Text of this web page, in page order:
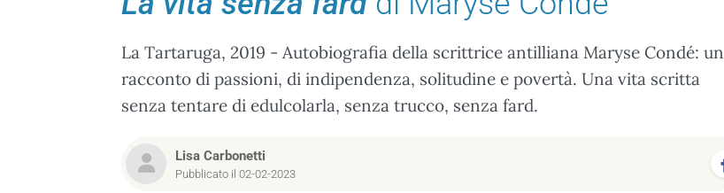
La Tartaruga, 2019 - Autobiografia della scrittrice antilliana Maryse Condé: un
racconto di passioni, di indipendenza, solitudine e povertà. Una vita scritta
senza tentare di edulcolarla, senza trucco, senza fard.
Lisa Carbonetti
Pubblicato il 02-02-2023